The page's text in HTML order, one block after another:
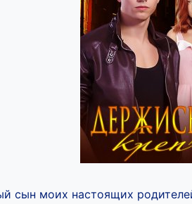
сын моих настоящих